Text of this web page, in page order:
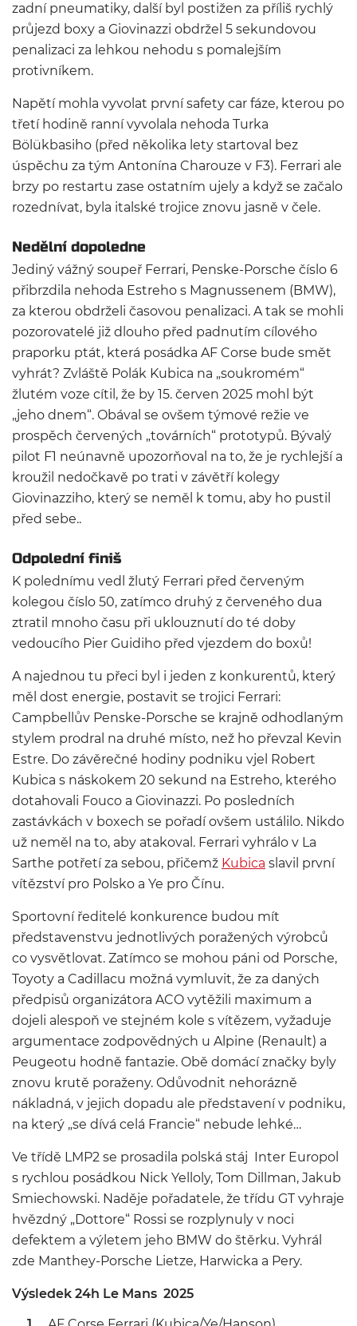
zadní pneumatiky, další byl postižen za příliš rychlý
průjezd boxy a Giovinazzi obdržel 5 sekundovou
penalizaci za lehkou nehodu s pomalejším
protivníkem.
Napětí mohla vyvolat první safety car fáze, kterou po
třetí hodině ranní vyvolala nehoda Turka
Bölükbasiho (před několika lety startoval bez
úspěchu za tým Antonína Charouze v F3). Ferrari ale
brzy po restartu zase ostatním ujely a když se začalo
rozednívat, byla italské trojice znovu jasně v čele.
Nedělní dopoledne
Jediný vážný soupeř Ferrari, Penske-Porsche číslo 6
přibrzdila nehoda Estreho s Magnussenem (BMW),
za kterou obdrželi časovou penalizaci. A tak se mohli
pozorovatelé již dlouho před padnutím cílového
praporku ptát, která posádka AF Corse bude smět
vyhrát? Zvláště Polák Kubica na „soukromém“
žlutém voze cítil, že by 15. červen 2025 mohl být
„jeho dnem“. Obával se ovšem týmové režie ve
prospěch červených „továrních“ prototypů. Bývalý
pilot F1 neúnavně upozorňoval na to, že je rychlejší a
kroužil nedočkavě po trati v závětří kolegy
Giovinazziho, který se neměl k tomu, aby ho pustil
před sebe..
Odpolední finiš
K polednímu vedl žlutý Ferrari před červeným
kolegou číslo 50, zatímco druhý z červeného dua
ztratil mnoho času při uklouznutí do té doby
vedoucího Pier Guidiho před vjezdem do boxů!
A najednou tu přeci byl i jeden z konkurentů, který
měl dost energie, postavit se trojici Ferrari:
Campbellův Penske-Porsche se krajně odhodlaným
stylem prodral na druhé místo, než ho převzal Kevin
Estre. Do závěrečné hodiny podniku vjel Robert
Kubica s náskokem 20 sekund na Estreho, kterého
dotahovali Fouco a Giovinazzi. Po posledních
zastávkách v boxech se pořadí ovšem ustálilo. Nikdo
už neměl na to, aby atakoval. Ferrari vyhrálo v La
Sarthe potřetí za sebou, přičemž Kubica slavil první
vítězství pro Polsko a Ye pro Čínu.
Sportovní ředitelé konkurence budou mít
představenstvu jednotlivých poražených výrobců
co vysvětlovat. Zatímco se mohou páni od Porsche,
Toyoty a Cadillacu možná vymluvit, že za daných
předpisů organizátora ACO vytěžili maximum a
dojeli alespoň ve stejném kole s vítězem, vyžaduje
argumentace zodpovědných u Alpine (Renault) a
Peugeotu hodně fantazie. Obě domácí značky byly
znovu krutě poraženy. Odůvodnit nehorázně
nákladná, v jejich dopadu ale představení v podniku,
na který „se dívá celá Francie“ nebude lehké…
Ve třídě LMP2 se prosadila polská stáj Inter Europol
s rychlou posádkou Nick Yelloly, Tom Dillman, Jakub
Smiechowski. Naděje pořadatele, že třídu GT vyhraje
hvězdný „Dottore“ Rossi se rozplynuly v noci
defektem a výletem jeho BMW do štěrku. Vyhrál
zde Manthey-Porsche Lietze, Harwicka a Pery.
Výsledek 24h Le Mans 2025